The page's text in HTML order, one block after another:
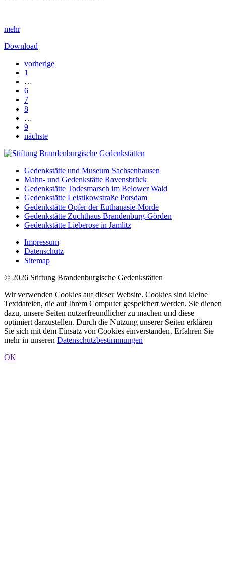
mehr
Download
vorherige
1
…
6
7
8
…
9
nächste
Gedenkstätte und Museum Sachsenhausen
Mahn- und Gedenkstätte Ravensbrück
Gedenkstätte Todesmarsch im Belower Wald
Gedenkstätte Leistikowstraße Potsdam
Gedenkstätte Opfer der Euthanasie-Morde
Gedenkstätte Zuchthaus Brandenburg-Görden
Gedenkstätte Lieberose in Jamlitz
Impressum
Datenschutz
Sitemap
© 2026 Stiftung Brandenburgische Gedenkstätten
Wir verwenden Cookies auf dieser Website. Cookies sind kleine
Textdateien, die auf Ihrem Computer gespeichert werden. Sie dienen
dazu, unsere Seiten nutzerfreundlicher zu machen und diese
optimiert darzustellen. Durch die Nutzung unserer Seiten erklären
Sie sich mit dem Einsatz von Cookies einverstanden. Erfahren Sie
mehr in unseren Datenschutzbestimmungen
OK